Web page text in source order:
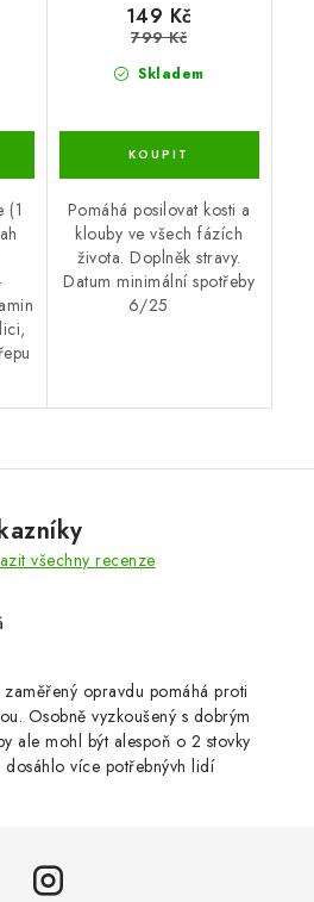
(1
Skladem
149 Kč
799 Kč
Pomáhá posilovat kosti a
klouby ve všech fázích
života. Doplněk stravy.
Datum minimální spotřeby
6/25
všechny recenze
opravdu pomáhá proti
Osobně vyzkoušený s dobrým
ale mohl být alespoň o 2 stovky
více potřebnývh lidí